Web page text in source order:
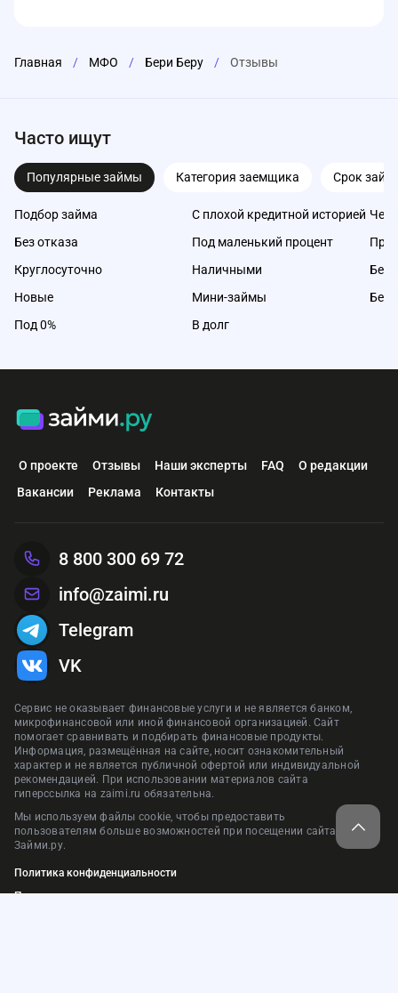
Главная / МФО / Бери Беру / Отзывы
Часто ищут
Популярные займы Категория заемщика Срок
Подбор займа
Без отказа
Круглосуточно
Новые
Под 0%
С плохой кредитной историей
Под маленький процент
Наличными
Мини-займы
В долг
Без
Без
О проекте Отзывы Наши эксперты FAQ
О редакции
Вакансии
Реклама Контакты
Сервис не оказывает финансовые услуги и не является банком,
микрофинансовой или иной финансовой организацией. Сайт
помогает сравнивать и подбирать финансовые продукты.
Информация, размещённая на сайте, носит ознакомительный
характер и не является публичной офертой или индивидуальной
рекомендацией. При использовании материалов сайта
гиперссылка на zaimi.ru обязательна.
Мы используем файлы cookie, чтобы предоставить
пользователям больше возможностей при посещении сайта
Займи.ру.
Политика конфиденциальности
Пользовательское соглашение
8 800 300 69 72
info@zaimi.ru
Telegram
VK